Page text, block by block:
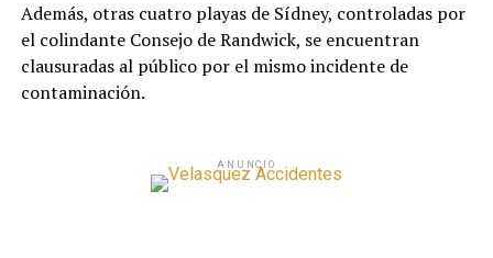
Además, otras cuatro playas de Sídney, controladas por
el colindante Consejo de Randwick, se encuentran
clausuradas al público por el mismo incidente de
contaminación.
ANUNCIO